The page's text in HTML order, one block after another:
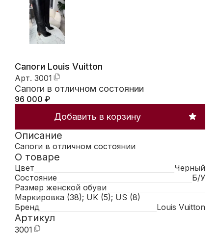
Сапоги Louis Vuitton
Арт. 3001
Сапоги в отличном состоянии
96 000 ₽
Добавить в корзину
Описание
Сапоги в отличном состоянии
О товаре
Цвет
Черный
Состояние
Б/У
Размер женской обуви
Маркировка (38); UK (5); US (8)
Бренд
Louis Vuitton
Артикул
3001